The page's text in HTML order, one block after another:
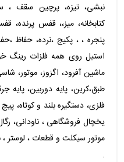
نبشی، تیزه، پرچین سقف ،
کتابخانه، میز،، قفس پرنده،
پنجره ، ، پکیج ،نرده، حفاظ
استیل روی همه فلزات رینگ
ماشین آفرود، اگزوز، موتور،
طبق،کرین، پایه دوربین، پایه
فلزی، دستگیره بلند و کوتاه،
یخچال فروشگاهی ، ناودانی،
موتور سیکلت و قطعات ، لوستر ،
.